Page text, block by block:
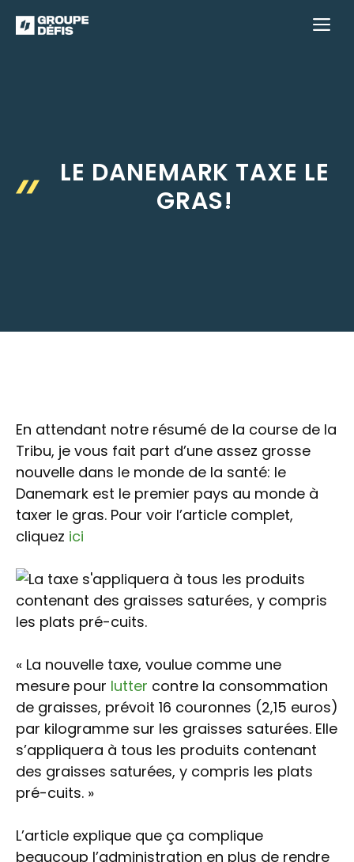
au
LE DANEMARK TAXE LE
GRAS!
En attendant notre résumé de la course de la
Tribu, je vous fait part d’une assez grosse
nouvelle dans le monde de la santé: le
Danemark est le premier pays au monde à
taxer le gras. Pour voir l’article complet,
cliquez ici
« La nouvelle taxe, voulue comme une
mesure pour lutter contre la consommation
de graisses, prévoit 16 couronnes (2,15 euros)
par kilogramme sur les graisses saturées. Elle
s’appliquera à tous les produits contenant
des graisses saturées, y compris les plats
pré-cuits. »
L’article explique que ça complique
beaucoup l’administration en plus de rendre